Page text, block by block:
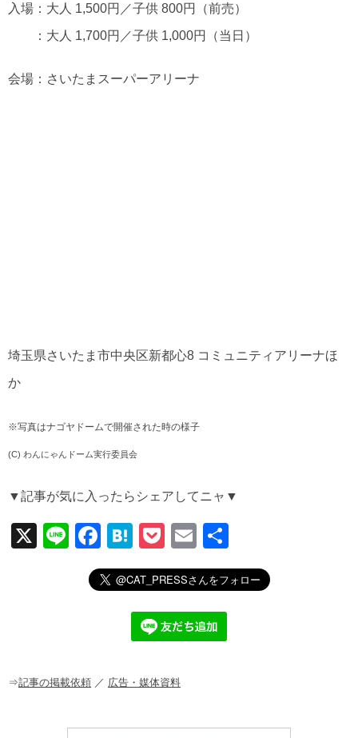
入場：大人 1,500円／子供 800円（前売）
：大人 1,700円／子供 1,000円（当日）
会場：さいたまスーパーアリーナ
埼玉県さいたま市中央区新都心8 コミュニティアリーナほ
か
※写真はナゴヤドームで開催された時の様子
(C) わんにゃんドーム実行委員会
▼記事が気に入ったらシェアしてニャ▼
X
Li
F
a
c
o
H
at
e
n
a
P
o
ck
et
E
m
ail
有
⇒記事の掲載依頼 ／ 広告・媒体資料